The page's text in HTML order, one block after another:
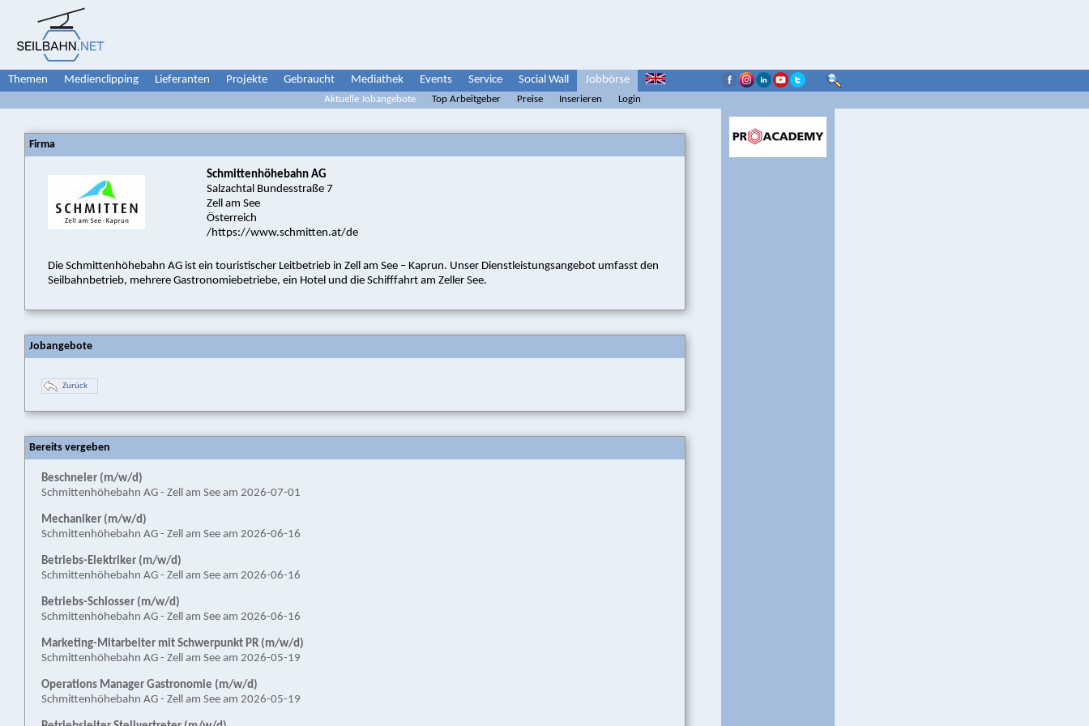
Themen Medienclipping Lieferanten Projekte Gebraucht Mediathek Events Service Social Wall Jobbörse
Aktuelle Jobangebote Top Arbeitgeber Preise Inserieren Login
Firma
Schmittenhöhebahn AG
Salzachtal Bundesstraße 7
Zell am See
Österreich
/https://www.schmitten.at/de
Die Schmittenhöhebahn AG ist ein touristischer Leitbetrieb in Zell am See – Kaprun. Unser Dienstleistungsangebot umfasst den
Seilbahnbetrieb, mehrere Gastronomiebetriebe, ein Hotel und die Schifffahrt am Zeller See.
Jobangebote
Zurück
Bereits vergeben
Beschneier (m/w/d)
Schmittenhöhebahn AG - Zell am See am 2026-07-01
Mechaniker (m/w/d)
Schmittenhöhebahn AG - Zell am See am 2026-06-16
Betriebs-Elektriker (m/w/d)
Schmittenhöhebahn AG - Zell am See am 2026-06-16
Betriebs-Schlosser (m/w/d)
Schmittenhöhebahn AG - Zell am See am 2026-06-16
Marketing-Mitarbeiter mit Schwerpunkt PR (m/w/d)
Schmittenhöhebahn AG - Zell am See am 2026-05-19
Operations Manager Gastronomie (m/w/d)
Schmittenhöhebahn AG - Zell am See am 2026-05-19